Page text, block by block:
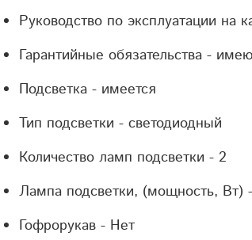
Руководство по эксплуатации на
Гарантийные обязательства - и
Подсветка - имеется
Тип подсветки - светодиодный
Количество ламп подсветки - 2
Лампа подсветки, (мощность, Вт) -
Гофрорукав - Нет